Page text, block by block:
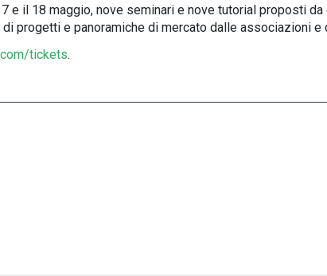
e il 18 maggio, nove seminari e nove tutorial proposti
progetti e panoramiche di mercato dalle associazioni e
tickets.